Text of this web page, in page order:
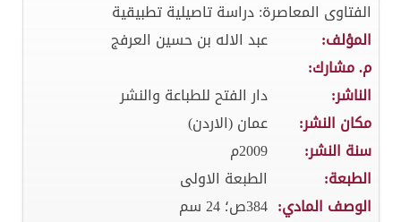
الفتاوى المعاصرة: دراسة تاصيلية تطبيقية
المؤلف:
عبد الاله بن حسين العرفج
م. مشارك:
الناشر:
دار الفتح للطباعة والنشر
مكان النشر:
عمان (الاردن)
سنة النشر:
2009م
الطبعة:
الطبعة الاولى
الوصف المادي: 384ص؛ 24 سم